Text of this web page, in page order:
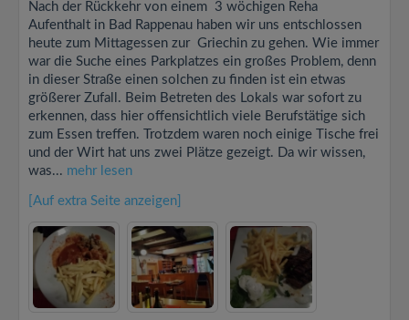
Nach der Rückkehr von einem 3 wöchigen Reha
Aufenthalt in Bad Rappenau haben wir uns entschlossen
heute zum Mittagessen zur Griechin zu gehen. Wie immer
war die Suche eines Parkplatzes ein großes Problem, denn
in dieser Straße einen solchen zu finden ist ein etwas
größerer Zufall. Beim Betreten des Lokals war sofort zu
erkennen, dass hier offensichtlich viele Berufstätige sich
zum Essen treffen. Trotzdem waren noch einige Tische frei
und der Wirt hat uns zwei Plätze gezeigt. Da wir wissen,
was... mehr lesen
[Auf extra Seite anzeigen]